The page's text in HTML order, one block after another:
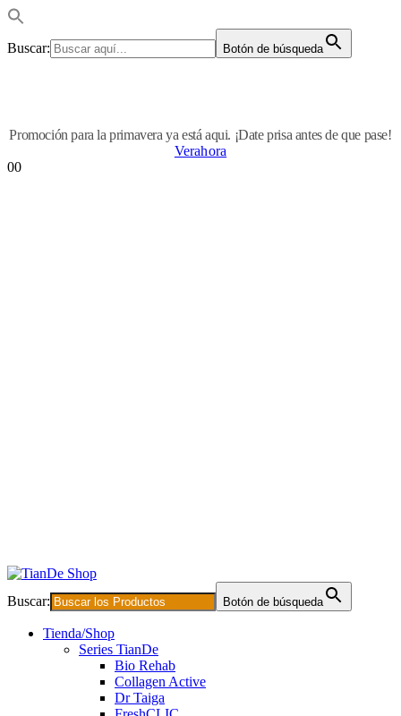
Buscar: Botón de búsqueda
Promoción para la primavera ya está aqui. ¡Date prisa antes de que pase!
Verahora
00
Buscar: Botón de búsqueda
Tienda/Shop
Series TianDe
Bio Rehab
Collagen Active
Dr Taiga